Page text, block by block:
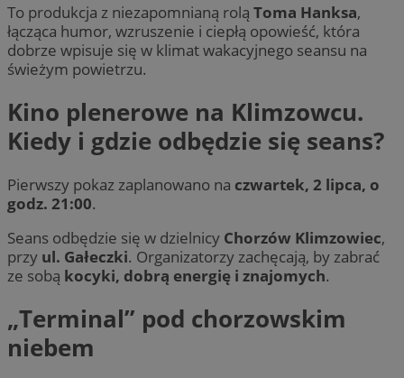
To produkcja z niezapomnianą rolą Toma Hanksa,
łącząca humor, wzruszenie i ciepłą opowieść, która
dobrze wpisuje się w klimat wakacyjnego seansu na
świeżym powietrzu.
Kino plenerowe na Klimzowcu.
Kiedy i gdzie odbędzie się seans?
Pierwszy pokaz zaplanowano na czwartek, 2 lipca, o
godz. 21:00.
Seans odbędzie się w dzielnicy Chorzów Klimzowiec,
przy ul. Gałeczki. Organizatorzy zachęcają, by zabrać
ze sobą kocyki, dobrą energię i znajomych.
„Terminal” pod chorzowskim
niebem